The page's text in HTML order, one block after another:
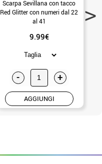
Scarpa Sevillana con tacco
Red Glitter con numeri dal 22
al 41
9.99€
- +
AGGIUNGI